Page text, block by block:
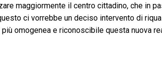
maggiormente il centro cittadino, che in
ci vorrebbe un deciso intervento di
omogenea e riconoscibile questa nuova